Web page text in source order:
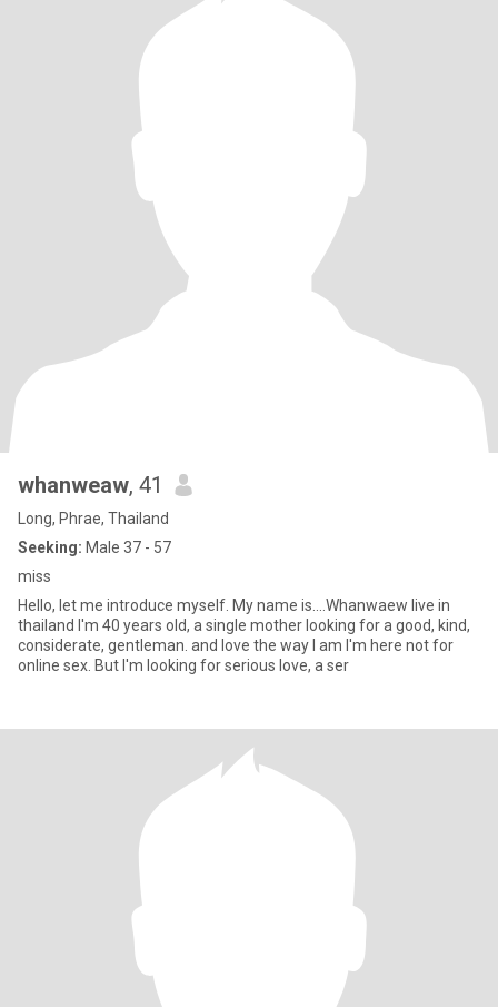
whanweaw, 41
Long, Phrae, Thailand
Seeking: Male 37 - 57
miss
Hello, let me introduce myself. My name is....Whanwaew live in
thailand I'm 40 years old, a single mother looking for a good, kind,
considerate, gentleman. and love the way I am I'm here not for
online sex. But I'm looking for serious love, a ser